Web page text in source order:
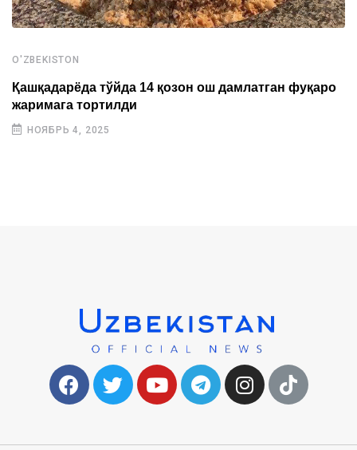
O'ZBEKISTON
Қашқадарёда тўйда 14 қозон ош дамлатган фуқаро
жаримага тортилди
НОЯБРЬ 4, 2025